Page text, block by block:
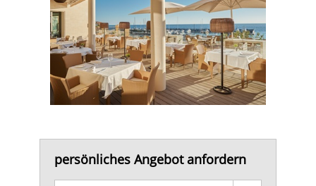
persönliches Angebot anfordern